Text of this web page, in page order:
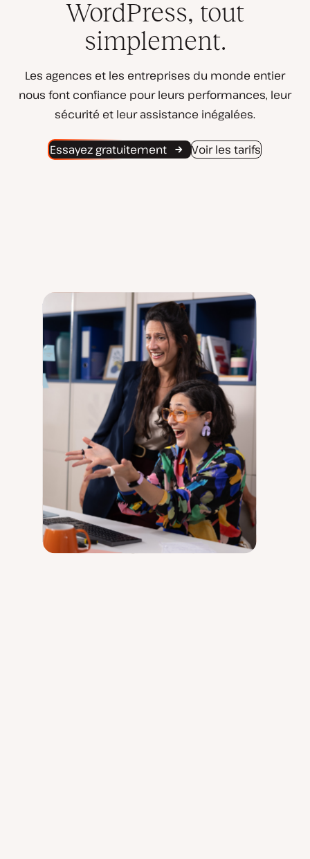
WordPress, tout
simplement.
Les agences et les entreprises du monde entier
nous font confiance pour leurs performances, leur
sécurité et leur assistance inégalées.
Essayez gratuitement Voir les tarifs